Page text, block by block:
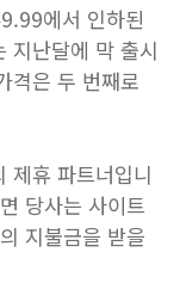
에서 인하된
지난달에 막 출시
격은 두 번째로
휴 파트너입니
당사는 사이트
지불금을 받을